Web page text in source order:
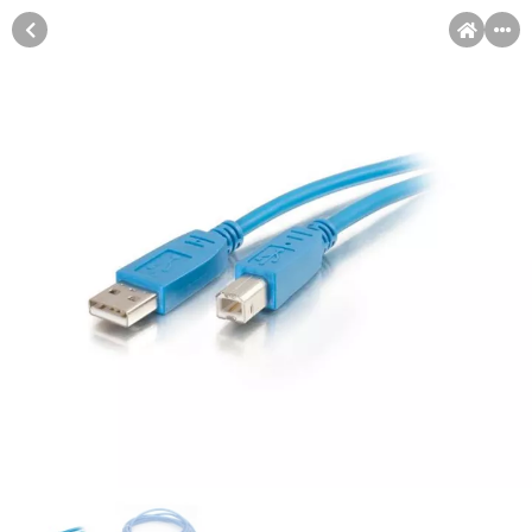
Račun
Pomoć pri kupovini